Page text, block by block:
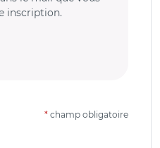
inscription.
* champ obligatoire